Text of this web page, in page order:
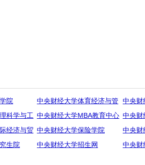
院 中央财经大学体育经济与管 中央财
科学与工 中央财经大学MBA教育中心 中央财
经济与贸 中央财经大学保险学院 中央财
生院 中央财经大学招生网 中央财